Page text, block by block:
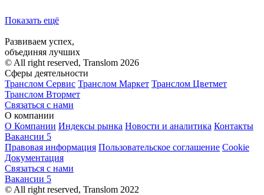
Показать ещё
Развиваем успех,
объединяя лучших
© All right reserved, Translom 2026
Сферы деятельности
Транслом Сервис Транслом Маркет Транслом Цветмет
Транслом Втормет
Связаться с нами
О компании
О Компании Индексы рынка Новости и аналитика Контакты
Вакансии 5
Правовая информация Пользовательское соглашение Cookie
Документация
Связаться с нами
Вакансии 5
© All right reserved, Translom 2022